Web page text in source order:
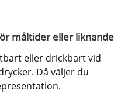
måltider eller liknande
eller drickbart vid
Då väljer du